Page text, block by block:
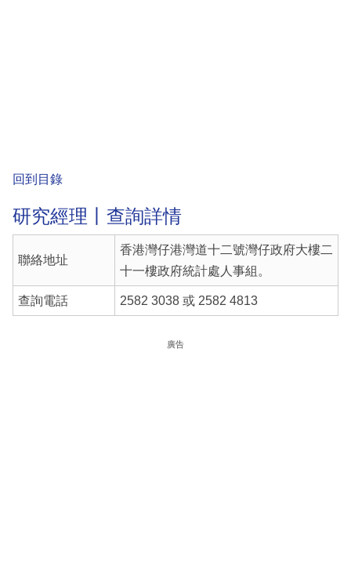
回到目錄
研究經理丨查詢詳情
聯絡地址
香港灣仔港灣道十二號灣仔政府大樓二
十一樓政府統計處人事組。
查詢電話 2582 3038 或 2582 4813
廣告